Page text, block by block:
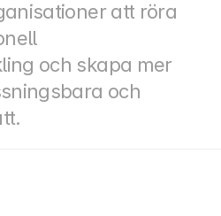
att röra
och skapa mer
och